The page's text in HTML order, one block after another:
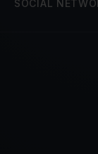
SOCIAL